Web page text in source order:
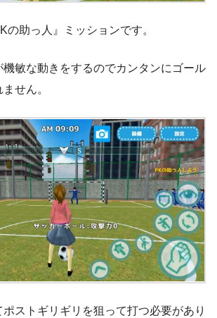
の助っ人』ミッションです。
機敏な動きをするのでカンタンにゴール
せん。
ストギリギリを狙って打つ必要があり